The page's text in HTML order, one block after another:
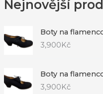
Nejnovější
Boty na
3,900Kč
Boty na
3,900Kč